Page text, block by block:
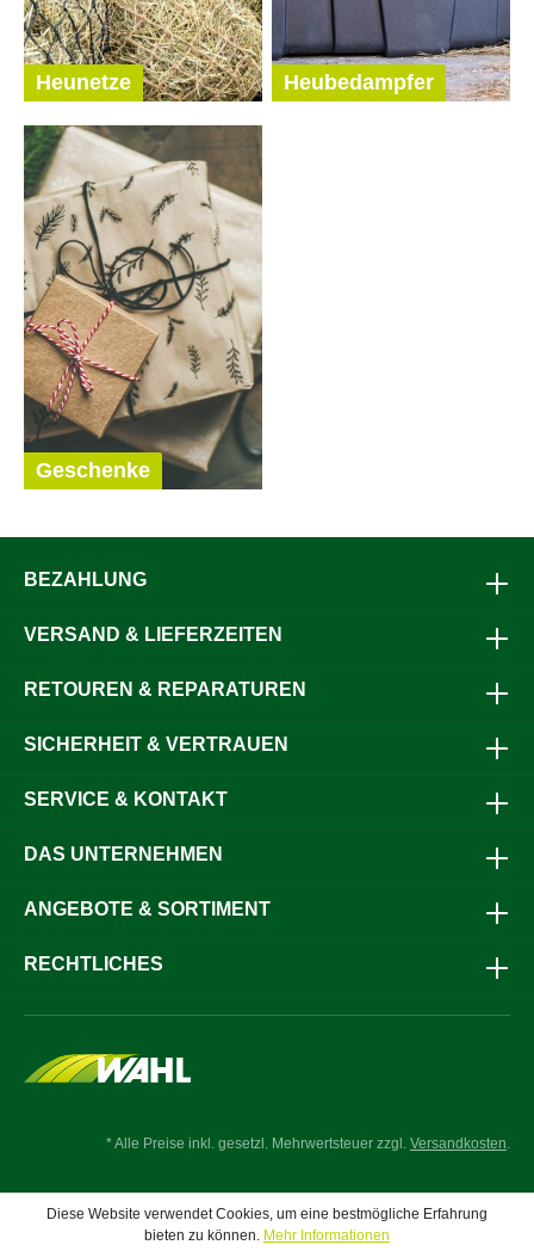
Heunetze Heubedampfer
Geschenke
BEZAHLUNG
VERSAND & LIEFERZEITEN
RETOUREN & REPARATUREN
SICHERHEIT & VERTRAUEN
SERVICE & KONTAKT
DAS UNTERNEHMEN
ANGEBOTE & SORTIMENT
RECHTLICHES
* Alle Preise inkl. gesetzl. Mehrwertsteuer zzgl. Versandkosten.
Diese Website verwendet Cookies, um eine bestmögliche Erfahrung
bieten zu können. Mehr Informationen